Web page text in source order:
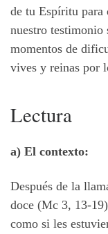
de tu Espíritu para
nuestro
momentos de
vives y reinas por
Lectura
a) El contexto:
Después de la
doce (Mc 3, 13-19)
como si les